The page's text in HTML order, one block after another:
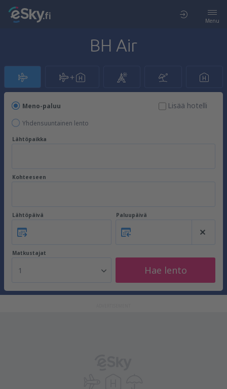
Menu
BH Air
Meno-paluu
Yhdensuuntainen lento
Lisää hotelli
Lähtöpaikka
Kohteeseen
Lähtöpäivä Paluupäivä
Matkustajat
1 Hae lento